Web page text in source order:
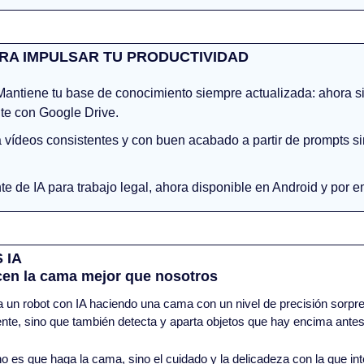
IMPULSAR TU PRODUCTIVIDAD
tu base de conocimiento siempre actualizada: ahora
con Google Drive.
consistentes y con buen acabado a partir de prompts
de IA para trabajo legal, ahora disponible en Android y por
IA
la cama mejor que nosotros
robot con IA haciendo una cama con un nivel de precisión
sino que también detecta y aparta objetos que hay encima
es que haga la cama, sino el cuidado y la delicadeza con la que